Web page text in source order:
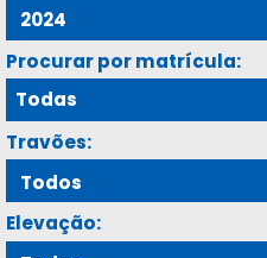
Procurar por matrícula:
Travões:
Elevação: